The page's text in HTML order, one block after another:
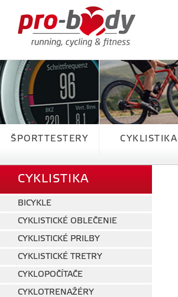
ŠPORTTESTERY CYKLISTIKA
CYKLISTIKA
BICYKLE
CYKLISTICKÉ OBLEČENIE
CYKLISTICKÉ PRILBY
CYKLISTICKÉ TRETRY
CYKLOPOČÍTAČE
CYKLOTRENAŽÉRY